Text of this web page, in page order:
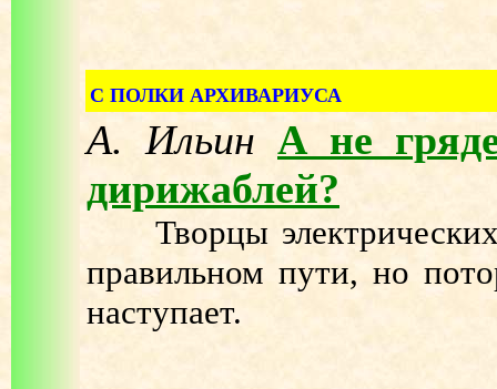
С ПОЛКИ АРХИВАРИУСА
А. Ильин А не
дирижаблей?
Творцы
правильном пути, но
наступает.